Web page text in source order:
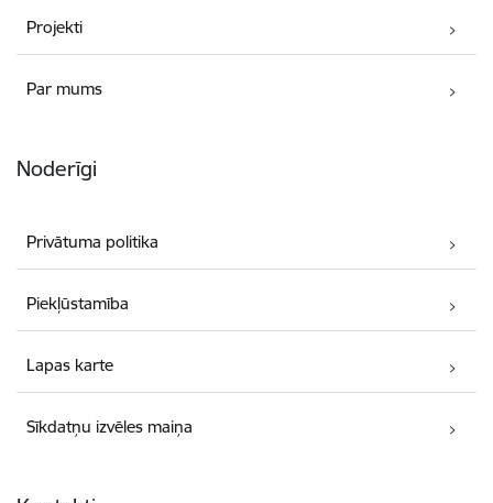
Projekti
Par mums
Noderīgi
Privātuma politika
Piekļūstamība
Lapas karte
Sīkdatņu izvēles maiņa